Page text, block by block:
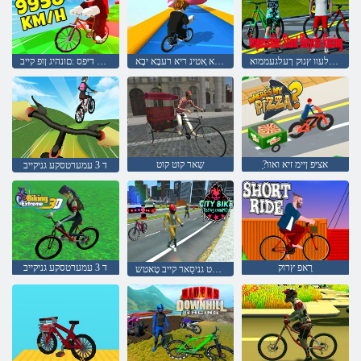
קייב ַא ףיוא יבָא דיּפס :םונהיג ןופ קייב קייב ַא ףיוא ָאטינ ריא רעבָא יבָא גניסַאר דעּפיסָאלעוו ץנוק ךעלגעממוא
ד 3 עמערטסקע גניקייב שַאר קוט קוט ?ַאציּפ ןיימ זיא ואוו
ד 3 עמערטסקע גניקייב ןָאיּפמַאשט גניסַאר קייב טָאטש רָאפ ץרוק